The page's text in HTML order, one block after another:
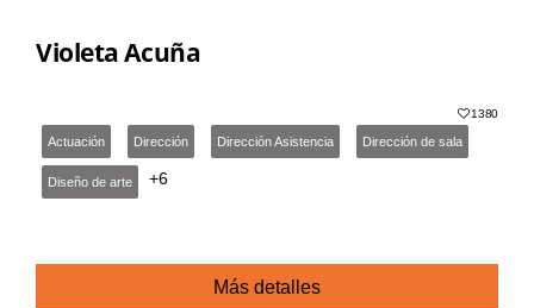
Violeta Acuña
1380
Actuación Dirección Dirección Asistencia Dirección de sala
Diseño de arte +6
Más detalles